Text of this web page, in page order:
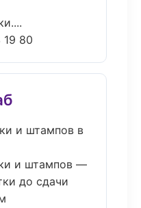
19 80
и штампов в
и штампов —
до сдачи